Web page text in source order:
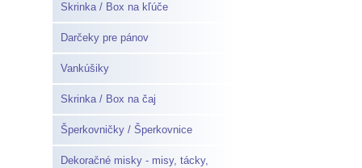
Skrinka / Box na kľúče
Darčeky pre pánov
Vankúšiky
Skrinka / Box na čaj
Šperkovničky / Šperkovnice
Dekoračné misky - misy, tácky,